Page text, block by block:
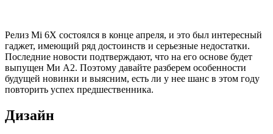
Релиз Mi 6X состоялся в конце апреля, и это был интересный
гаджет, имеющий ряд достоинств и серьезные недостатки.
Последние новости подтверждают, что на его основе будет
выпущен Ми А2. Поэтому давайте разберем особенности
будущей новинки и выясним, есть ли у нее шанс в этом году
повторить успех предшественника.
Дизайн